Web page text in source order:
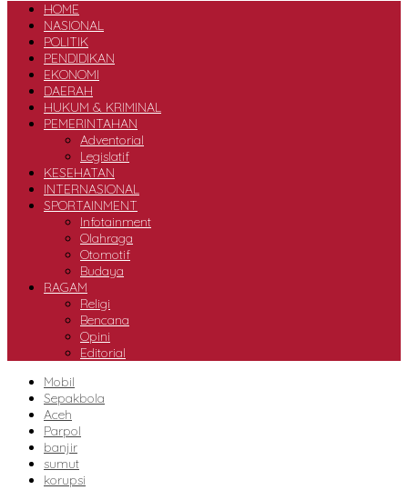
HOME
NASIONAL
POLITIK
PENDIDIKAN
EKONOMI
DAERAH
HUKUM & KRIMINAL
PEMERINTAHAN
Adventorial
Legislatif
KESEHATAN
INTERNASIONAL
SPORTAINMENT
Infotainment
Olahraga
Otomotif
Budaya
RAGAM
Religi
Bencana
Opini
Editorial
Mobil
Sepakbola
Aceh
Parpol
banjir
sumut
korupsi